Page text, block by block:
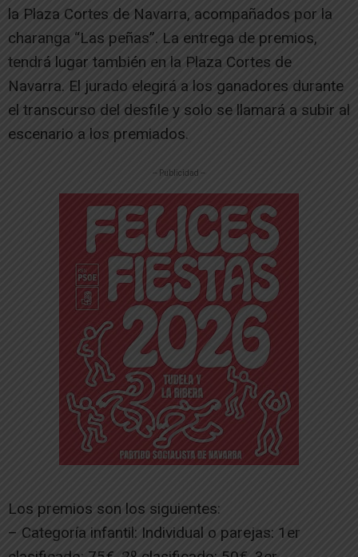
la Plaza Cortes de Navarra, acompañados por la
charanga “Las peñas”. La entrega de premios,
tendrá lugar también en la Plaza Cortes de
Navarra. El jurado elegirá a los ganadores durante
el transcurso del desfile y solo se llamará a subir al
escenario a los premiados.
-- Publicidad --
Los premios son los siguientes:
– Categoría infantil: Individual o parejas: 1er